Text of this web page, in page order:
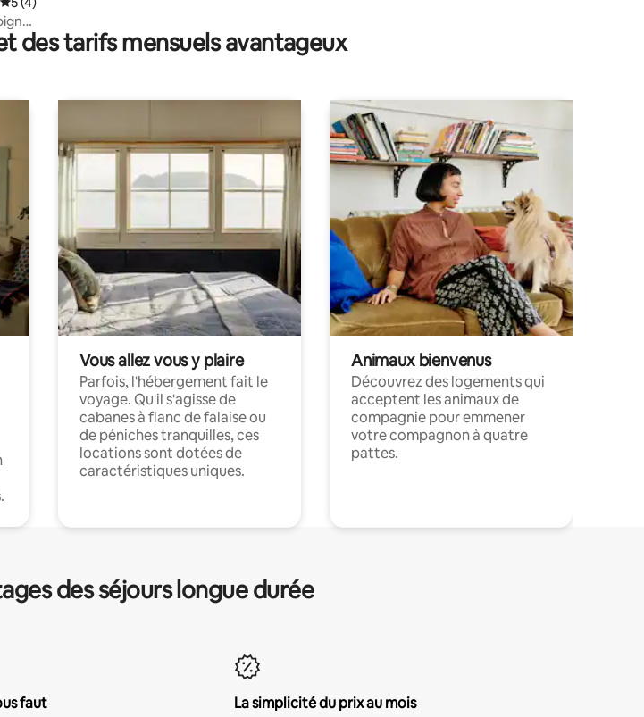
des tarifs mensuels avantageux
Vous allez vous y plaire
Parfois, l'hébergement fait le
voyage. Qu'il s'agisse de
cabanes à flanc de falaise ou
de péniches tranquilles, ces
locations sont dotées de
caractéristiques uniques.
Animaux bienvenus
Découvrez des logements qui
acceptent les animaux de
compagnie pour emmener
votre compagnon à quatre
pattes.
des séjours longue durée
faut
La simplicité du prix au mois